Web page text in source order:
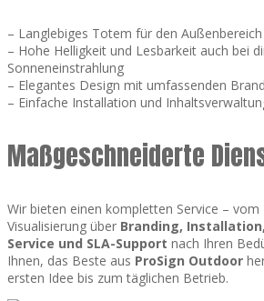
– Langlebiges Totem für den
– Hohe Helligkeit und Lesbarkeit auch bei
Sonneneinstrahlung
– Elegantes Design mit umfassenden
– Einfache Installation und
Maßgeschneiderte
Wir bieten einen kompletten Service – vom
Visualisierung über Branding,
Service und SLA-Support nach Ihren
Ihnen, das Beste aus ProSign Outdoor
ersten Idee bis zum täglichen Betrieb.